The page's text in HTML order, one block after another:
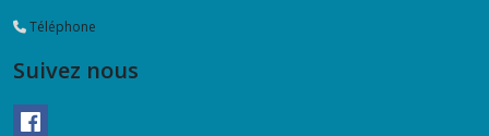
Téléphone
Suivez nous